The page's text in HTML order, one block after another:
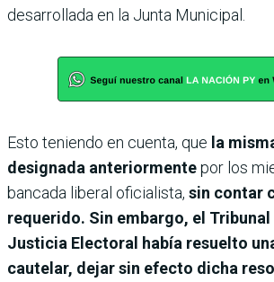
desarrollada en la Junta Municipal.
Esto teniendo en cuenta, que la
designada anteriormentepor los
bancada liberal oficialista, sin contar
requerido. Sin embargo, el
Justicia Electoral había resuelto
cautelar, dejar sin efecto dicha